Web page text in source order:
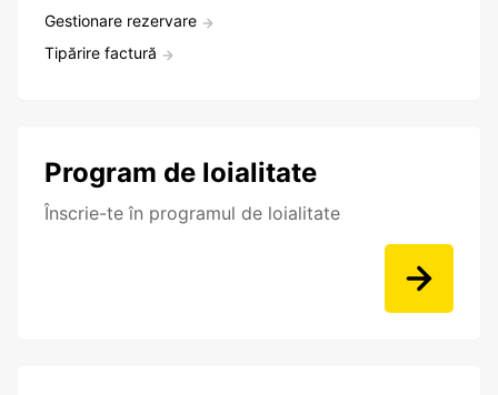
Gestionare rezervare
Tipărire factură
Program de loialitate
Înscrie-te în programul de loialitate